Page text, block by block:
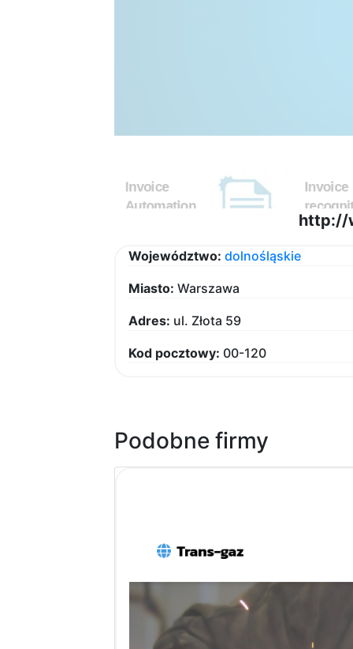
http://
Województwo: dolnośląskie
Miasto: Warszawa
Adres: ul. Złota 59
Kod pocztowy: 00-120
Podobne firmy